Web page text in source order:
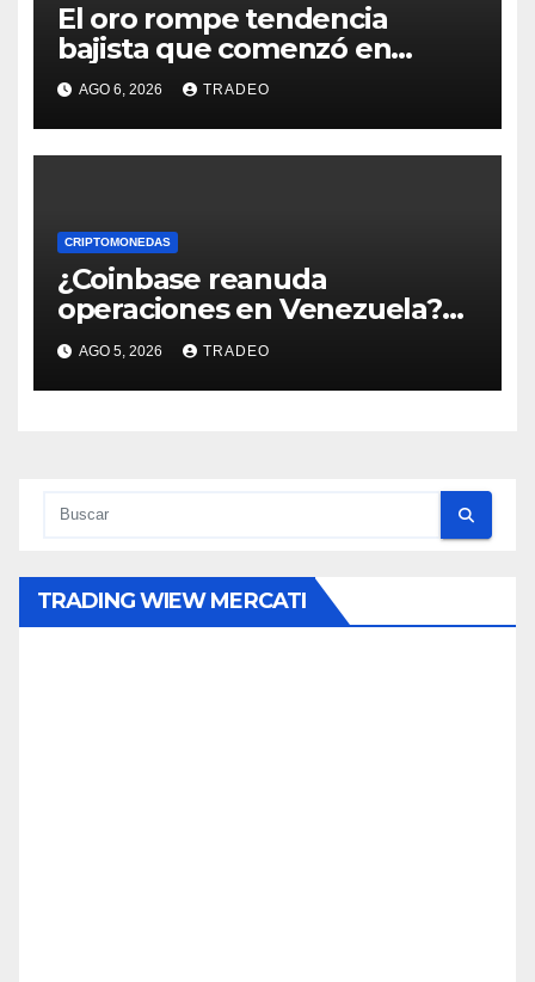
El oro rompe tendencia
bajista que comenzó en
enero de 2026, ¿qué sigue?
AGO 6, 2026 TRADEO
CRIPTOMONEDAS
¿Coinbase reanuda
operaciones en Venezuela?
Post críptico enciende el
debate
AGO 5, 2026 TRADEO
TRADING WIEW MERCATI